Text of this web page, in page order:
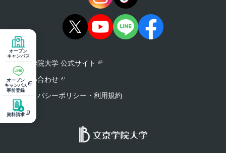
文京学院大学 公式サイト
お問い合わせ
プライバシーポリシー・利用規約
オープン
キャンパス
オープン
キャンパス
事前登録
資料請求